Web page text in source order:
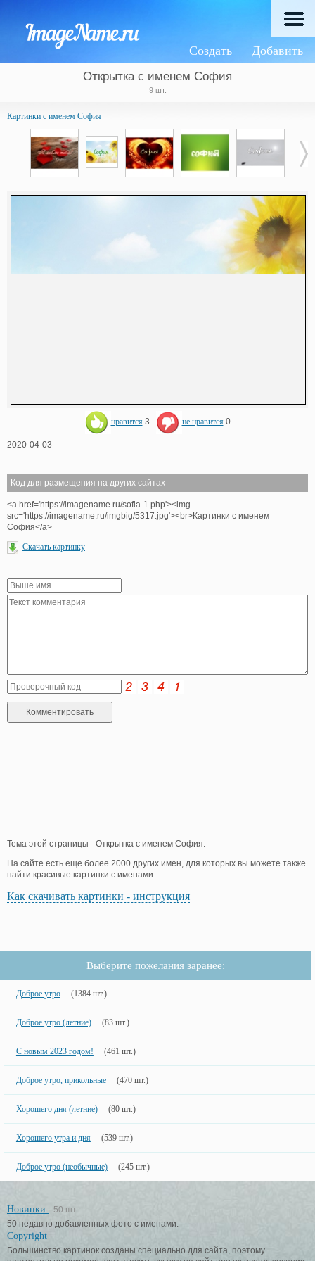
Добавить
Создать
Открытка с именем София
9 шт.
Картинки с именем София
нравится 3 не нравится 0
2020-04-03
Код для размещения на других сайтах
<a href='https://imagename.ru/sofia-1.php'><img
src='https://imagename.ru/imgbig/5317.jpg'><br>Картинки с именем
София</a>
Скачать картинку
Тема этой страницы - Открытка с именем София.
На сайте есть еще более 2000 других имен, для которых вы можете также
найти красивые картинки с именами.
Как скачивать картинки - инструкция
Выберите пожелания заранее:
Доброе утро (1384 шт.)
Доброе утро (летние) (83 шт.)
С новым 2023 годом! (461 шт.)
Доброе утро, прикольные (470 шт.)
Хорошего дня (летние) (80 шт.)
Хорошего утра и дня (539 шт.)
Доброе утро (необычные) (245 шт.)
Новинки
50 шт.
50 недавно добавленных фото с именами.
Copyright
Большинство картинок созданы специально для сайта, поэтому